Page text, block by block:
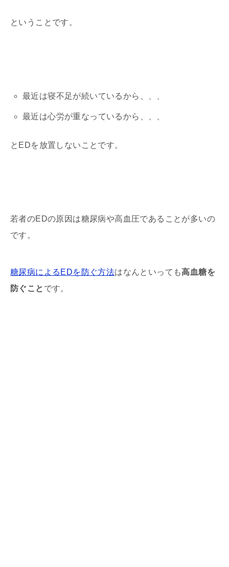
ということです。
最近は寝不足が続いているから、、、
最近は心労が重なっているから、、、
とEDを放置しないことです。
若者のEDの原因は糖尿病や高血圧であることが多いの
です。
糖尿病によるEDを防ぐ方法はなんといっても高血糖を
防ぐこと です。